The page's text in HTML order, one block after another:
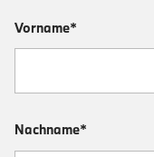
Vorname*
Nachname*